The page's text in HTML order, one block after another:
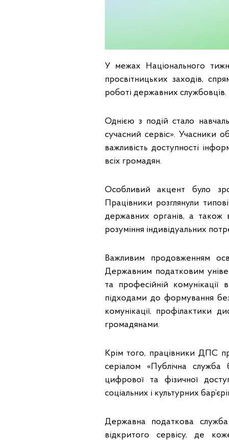
У межах Національного
просвітницьких заходів,
роботі державних службовців.
Однією з подій стало
сучасний сервіс». Учасники
важливість доступності
всіх громадян.
Особливий акцент було
Працівники розглянули
державних органів, а також
розуміння індивідуальних
Важливим продовженням
Державним податковим
та професійній комунікації
підходами до формування
комунікації, профілактики
громадянами.
Крім того, працівники ДПС
серіалом «Публічна
цифрової та фізичної
соціальних і культурних
Державна податкова
відкритого сервісу, де